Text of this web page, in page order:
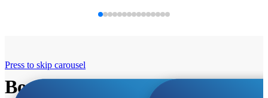
Bosch super cene
Press to skip carousel